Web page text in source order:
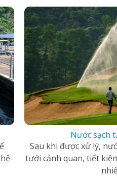
Nước sạch
Sau khi được xử lý,
tưới cảnh quan, tiết